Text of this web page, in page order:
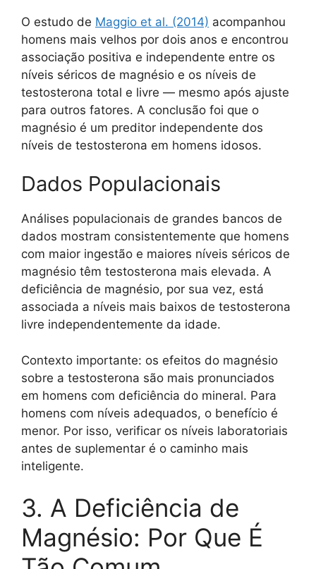
O estudo de Maggio et al. (2014) acompanhou
homens mais velhos por dois anos e encontrou
associação positiva e independente entre os
níveis séricos de magnésio e os níveis de
testosterona total e livre — mesmo após ajuste
para outros fatores. A conclusão foi que o
magnésio é um preditor independente dos
níveis de testosterona em homens idosos.
Dados Populacionais
Análises populacionais de grandes bancos de
dados mostram consistentemente que homens
com maior ingestão e maiores níveis séricos de
magnésio têm testosterona mais elevada. A
deficiência de magnésio, por sua vez, está
associada a níveis mais baixos de testosterona
livre independentemente da idade.
Contexto importante: os efeitos do magnésio
sobre a testosterona são mais pronunciados
em homens com deficiência do mineral. Para
homens com níveis adequados, o benefício é
menor. Por isso, verificar os níveis laboratoriais
antes de suplementar é o caminho mais
inteligente.
3. A Deficiência de
Magnésio: Por Que É